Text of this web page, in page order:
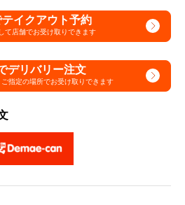
イクアウト予約
て店舗でお受け取りできます
デリバリー注文
ご指定の場所でお受け取りできます